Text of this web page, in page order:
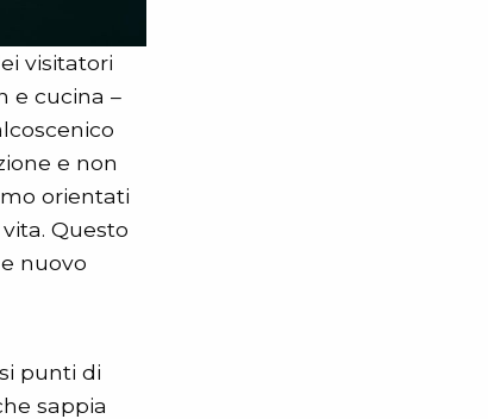
visitatori
e cucina –
e non
orientati
Questo
nuovo
punti di
sappia